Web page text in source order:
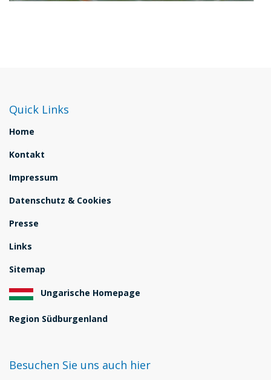
Quick Links
Home
Kontakt
Impressum
Datenschutz & Cookies
Presse
Links
Sitemap
Ungarische Homepage
Region Südburgenland
Besuchen Sie uns auch hier